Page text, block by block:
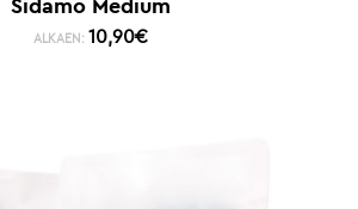
Sidamo Medium
ALKAEN: 10,90€